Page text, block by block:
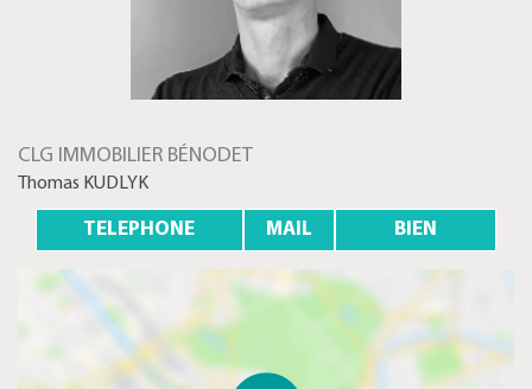
CLG IMMOBILIER BÉNODET
Thomas KUDLYK
TELEPHONE MAIL BIEN